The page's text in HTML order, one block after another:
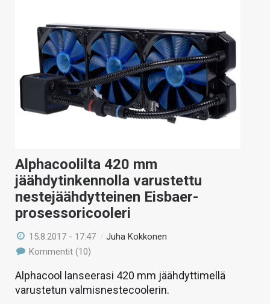
Alphacoolilta 420 mm
jäähdytinkennolla varustettu
nestejäähdytteinen Eisbaer-
prosessoricooleri
15.8.2017 - 17:47 /Juha Kokkonen
Kommentit (10)
Alphacool lanseerasi 420 mm jäähdyttimellä
varustetun valmisnestecoolerin.